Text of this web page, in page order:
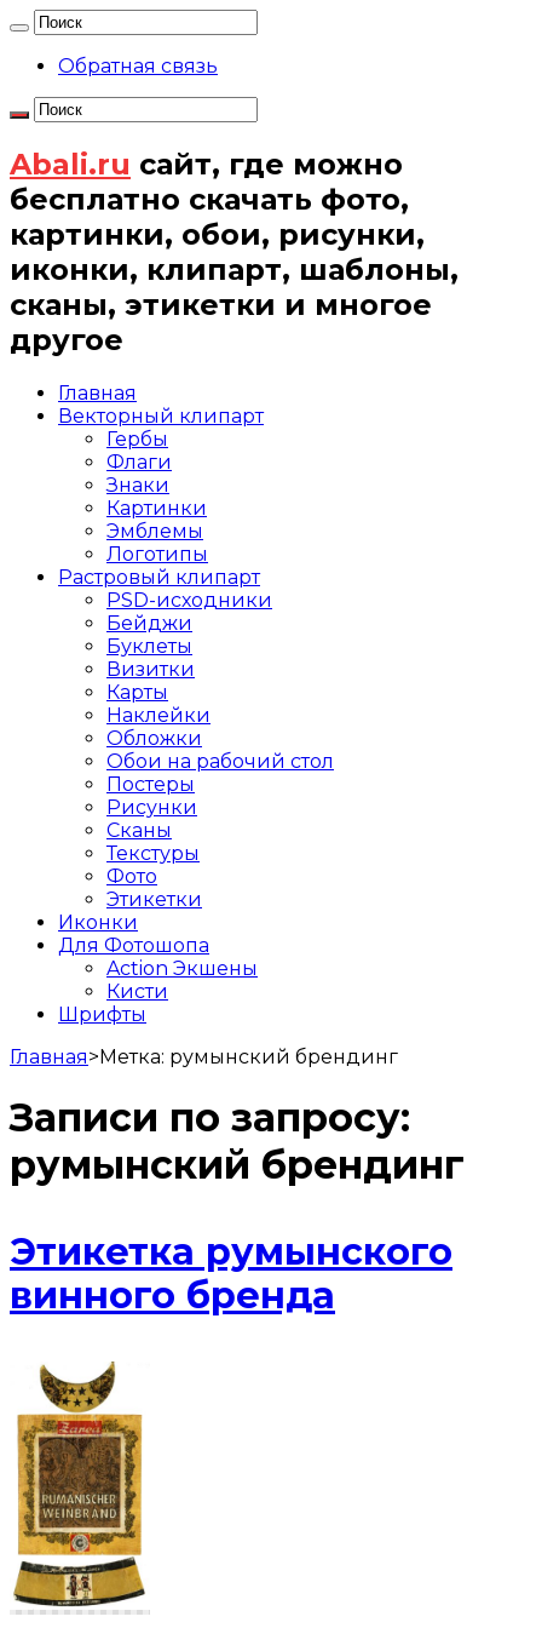
Обратная связь
Abali.ru сайт, где можно
бесплатно скачать фото,
картинки, обои, рисунки,
иконки, клипарт, шаблоны,
сканы, этикетки и многое
другое
Главная
Векторный клипарт
Гербы
Флаги
Знаки
Картинки
Эмблемы
Логотипы
Растровый клипарт
PSD-исходники
Бейджи
Буклеты
Визитки
Карты
Наклейки
Обложки
Обои на рабочий стол
Постеры
Рисунки
Сканы
Текстуры
Фото
Этикетки
Иконки
Для Фотошопа
Action Экшены
Кисти
Шрифты
Главная>Метка: румынский брендинг
Записи по запросу:
румынский брендинг
Этикетка румынского
винного бренда